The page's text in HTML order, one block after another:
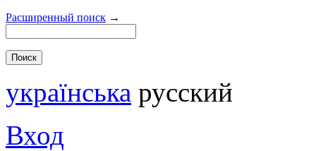
Расширенный поиск →
українська русский
Вход